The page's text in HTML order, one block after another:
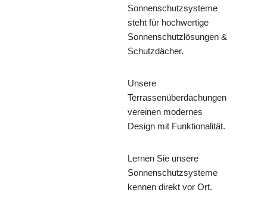
Sonnenschutzsysteme
steht für hochwertige
Sonnenschutzlösungen &
Schutzdächer.
Unsere
Terrassenüberdachungen
vereinen modernes
Design mit Funktionalität.
Lernen Sie unsere
Sonnenschutzsysteme
kennen direkt vor Ort.